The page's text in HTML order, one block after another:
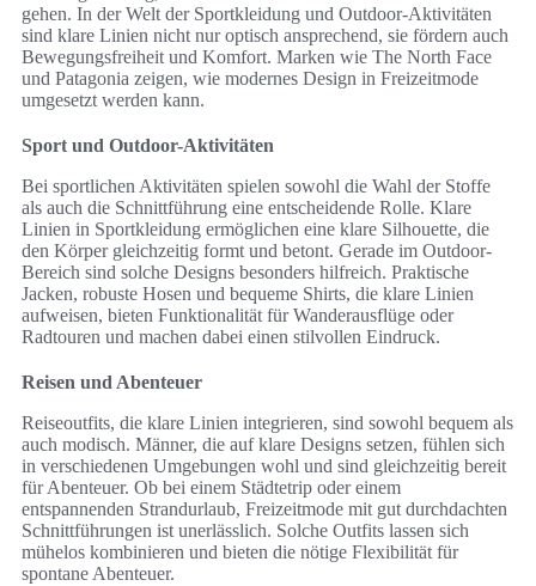
gehen. In der Welt der Sportkleidung und Outdoor-Aktivitäten
sind klare Linien nicht nur optisch ansprechend, sie fördern auch
Bewegungsfreiheit und Komfort. Marken wie The North Face
und Patagonia zeigen, wie modernes Design in Freizeitmode
umgesetzt werden kann.
Sport und Outdoor-Aktivitäten
Bei sportlichen Aktivitäten spielen sowohl die Wahl der Stoffe
als auch die Schnittführung eine entscheidende Rolle. Klare
Linien in Sportkleidung ermöglichen eine klare Silhouette, die
den Körper gleichzeitig formt und betont. Gerade im Outdoor-
Bereich sind solche Designs besonders hilfreich. Praktische
Jacken, robuste Hosen und bequeme Shirts, die klare Linien
aufweisen, bieten Funktionalität für Wanderausflüge oder
Radtouren und machen dabei einen stilvollen Eindruck.
Reisen und Abenteuer
Reiseoutfits, die klare Linien integrieren, sind sowohl bequem als
auch modisch. Männer, die auf klare Designs setzen, fühlen sich
in verschiedenen Umgebungen wohl und sind gleichzeitig bereit
für Abenteuer. Ob bei einem Städtetrip oder einem
entspannenden Strandurlaub, Freizeitmode mit gut durchdachten
Schnittführungen ist unerlässlich. Solche Outfits lassen sich
mühelos kombinieren und bieten die nötige Flexibilität für
spontane Abenteuer.